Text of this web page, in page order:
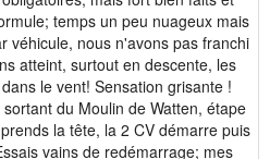
temps un peu nuageux mais
véhicule, nous n'avons pas franchi
atteint, surtout en descente, les
le vent! Sensation grisante !
du Moulin de Watten, étape
la tête, la 2 CV démarre puis
vains de redémarrage; mes